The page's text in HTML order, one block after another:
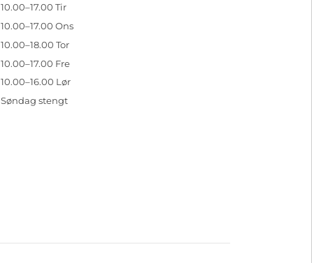
10.00–17.00 Tir
10.00–17.00 Ons
10.00–18.00 Tor
10.00–17.00 Fre
10.00–16.00 Lør
Søndag stengt